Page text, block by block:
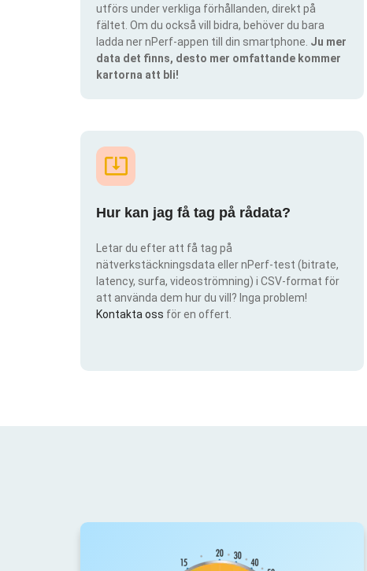
utförs under verkliga förhållanden, direkt på
fältet. Om du också vill bidra, behöver du bara
ladda ner nPerf-appen till din smartphone. Ju mer
data det finns, desto mer omfattande kommer
kartorna att bli!
Hur kan jag få tag på rådata?
Letar du efter att få tag på
nätverkstäckningsdata eller nPerf-test (bitrate,
latency, surfa, videoströmning) i CSV-format för
att använda dem hur du vill? Inga problem!
Kontakta oss för en offert.